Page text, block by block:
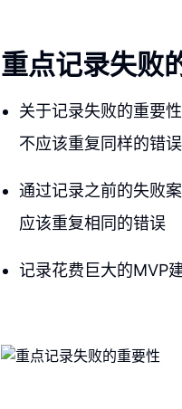
重点记录失败
关于记录失败的重要
不应该重复同样的错误
通过记录之前的失败
应该重复相同的错误
记录花费巨大的MVP